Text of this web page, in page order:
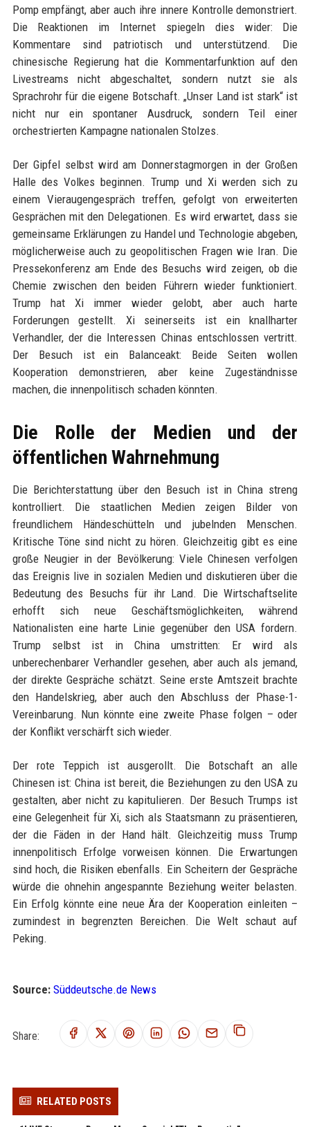
Pomp empfängt, aber auch ihre innere Kontrolle demonstriert.
Die Reaktionen im Internet spiegeln dies wider: Die
Kommentare sind patriotisch und unterstützend. Die
chinesische Regierung hat die Kommentarfunktion auf den
Livestreams nicht abgeschaltet, sondern nutzt sie als
Sprachrohr für die eigene Botschaft. „Unser Land ist stark“ ist
nicht nur ein spontaner Ausdruck, sondern Teil einer
orchestrierten Kampagne nationalen Stolzes.
Der Gipfel selbst wird am Donnerstagmorgen in der Großen
Halle des Volkes beginnen. Trump und Xi werden sich zu
einem Vieraugengespräch treffen, gefolgt von erweiterten
Gesprächen mit den Delegationen. Es wird erwartet, dass sie
gemeinsame Erklärungen zu Handel und Technologie abgeben,
möglicherweise auch zu geopolitischen Fragen wie Iran. Die
Pressekonferenz am Ende des Besuchs wird zeigen, ob die
Chemie zwischen den beiden Führern wieder funktioniert.
Trump hat Xi immer wieder gelobt, aber auch harte
Forderungen gestellt. Xi seinerseits ist ein knallharter
Verhandler, der die Interessen Chinas entschlossen vertritt.
Der Besuch ist ein Balanceakt: Beide Seiten wollen
Kooperation demonstrieren, aber keine Zugeständnisse
machen, die innenpolitisch schaden könnten.
Die Rolle der Medien und der
öffentlichen Wahrnehmung
Die Berichterstattung über den Besuch ist in China streng
kontrolliert. Die staatlichen Medien zeigen Bilder von
freundlichem Händeschütteln und jubelnden Menschen.
Kritische Töne sind nicht zu hören. Gleichzeitig gibt es eine
große Neugier in der Bevölkerung: Viele Chinesen verfolgen
das Ereignis live in sozialen Medien und diskutieren über die
Bedeutung des Besuchs für ihr Land. Die Wirtschaftselite
erhofft sich neue Geschäftsmöglichkeiten, während
Nationalisten eine harte Linie gegenüber den USA fordern.
Trump selbst ist in China umstritten: Er wird als
unberechenbarer Verhandler gesehen, aber auch als jemand,
der direkte Gespräche schätzt. Seine erste Amtszeit brachte
den Handelskrieg, aber auch den Abschluss der Phase-1-
Vereinbarung. Nun könnte eine zweite Phase folgen – oder
der Konflikt verschärft sich wieder.
Der rote Teppich ist ausgerollt. Die Botschaft an alle
Chinesen ist: China ist bereit, die Beziehungen zu den USA zu
gestalten, aber nicht zu kapitulieren. Der Besuch Trumps ist
eine Gelegenheit für Xi, sich als Staatsmann zu präsentieren,
der die Fäden in der Hand hält. Gleichzeitig muss Trump
innenpolitisch Erfolge vorweisen können. Die Erwartungen
sind hoch, die Risiken ebenfalls. Ein Scheitern der Gespräche
würde die ohnehin angespannte Beziehung weiter belasten.
Ein Erfolg könnte eine neue Ära der Kooperation einleiten –
zumindest in begrenzten Bereichen. Die Welt schaut auf
Peking.
Source: Süddeutsche.de News
Share:
RELATED POSTS